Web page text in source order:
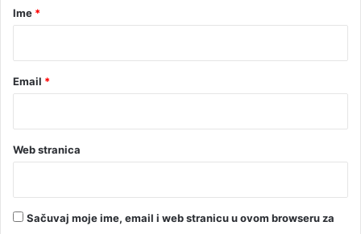
rIme *
Email *
Web stranica
Sačuvaj moje ime, email i web stranicu u ovom browseru za